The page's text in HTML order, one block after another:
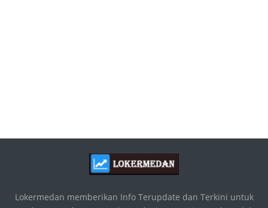
Lokermedan memberikan Info Terupdate dan Terkini untuk